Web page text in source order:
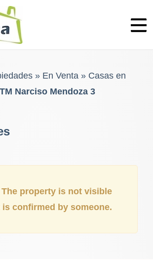
» En Venta» Casas en
Narciso Mendoza 3
property is not visible
confirmed by someone.